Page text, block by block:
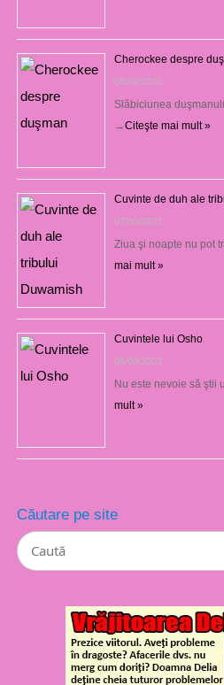
Cherockee despre
08/09/2023
Slăbiciunea
→Citeşte mai mult »
Cuvinte de duh ale
07/09/2023
Ziua şi noapte nu pot
mai mult »
Cuvintele lui Osho
06/09/2023
Nu este nevoie să ştii
mult »
Căutare pe site